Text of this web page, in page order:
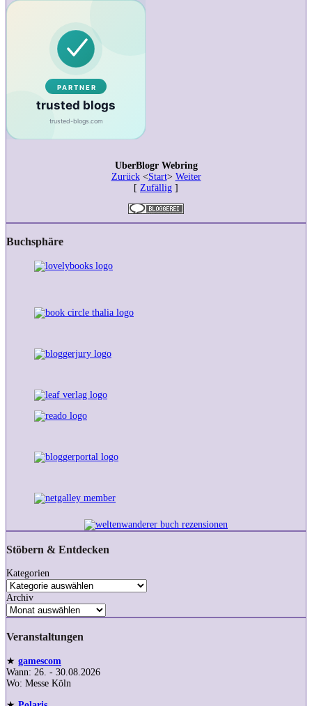
UberBlogr Webring
Zurück<Start> Weiter
[ Zufällig ]
Buchsphäre
Stöbern & Entdecken
Kategorien
Archiv
Veranstaltungen
★ gamescom
Wann: 26. - 30.08.2026
Wo: Messe Köln